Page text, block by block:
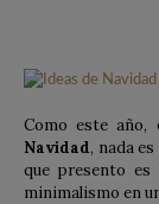
Como este año,
Navidad, nada
que presento es
minimalismo en